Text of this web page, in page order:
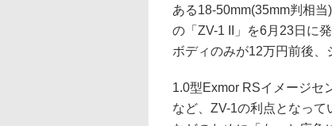
ある18-50mm(35mm判相
の「ZV-1 II」を6月23日に
ボディのみが12万円前後、
1.0型Exmor RSイメージセ
など、ZV-1の利点となっ